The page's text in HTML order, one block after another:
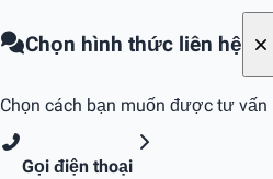
Chọn hình thức liên hệ
Chọn cách bạn muốn được tư vấn
Gọi điện thoại